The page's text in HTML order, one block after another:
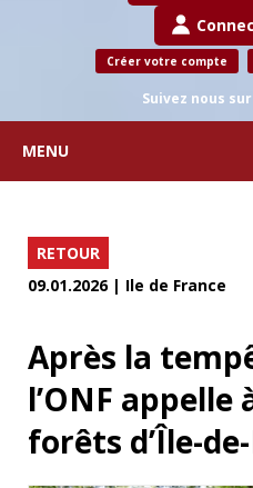
Créer votre compte
Suivez nous sur
MENU
RETOUR
09.01.2026 | Ile de France
Après la
l’ONF appelle
forêts d’Île-